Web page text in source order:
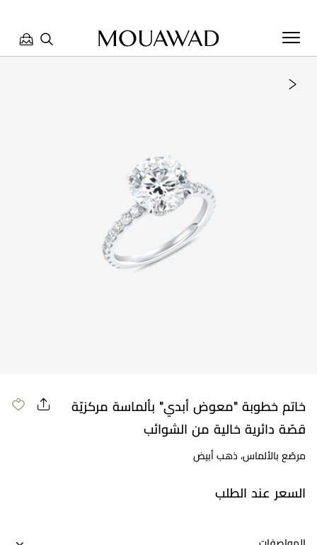
خاتم خطوبة "معوض أبدي" بألماسة مركزيّة
قصّة دائرية خالية من الشوائب
مرصّع بالألماس، ذهب أبيض
السعر عند الطلب